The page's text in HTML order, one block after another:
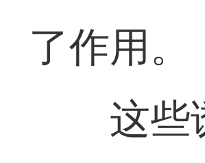
了作用。
这些